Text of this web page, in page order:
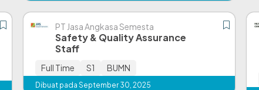
PT Jasa Angkasa Semesta
Safety & Quality Assurance
Staff
Full Time S1 BUMN
Dibuat pada September 30, 2025